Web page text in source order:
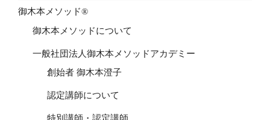
御木本メソッド®
御木本メソッドについて
一般社団法人御木本メソッドアカデミー
創始者 御木本澄子
認定講師について